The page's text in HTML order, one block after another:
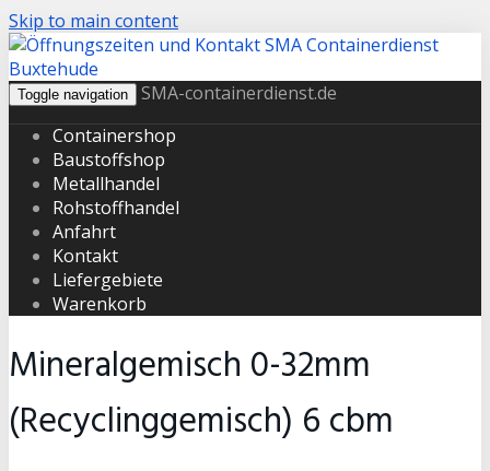
Skip to main content
Toggle navigation
SMA-containerdienst.de
Containershop
Baustoffshop
Metallhandel
Rohstoffhandel
Anfahrt
Kontakt
Liefergebiete
Warenkorb
Mineralgemisch 0-32mm
(Recyclinggemisch) 6 cbm